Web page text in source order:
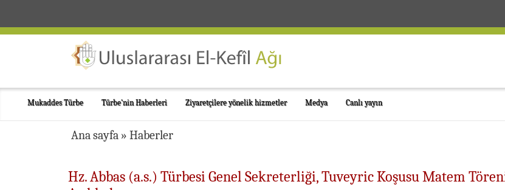
Mukaddes Türbe Türbe'nin Haberleri Ziyaretçilere yönelik hizmetler Medya Canlı yayın
Ana sayfa » Haberler
Hz. Abbas (a.s.) Türbesi Genel Sekreterliği, Tuveyric Koşusu Matem